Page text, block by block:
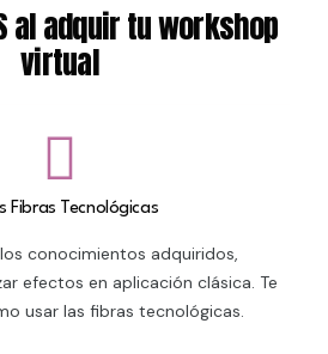
al adquir tu workshop
virtual
Fibras Tecnológicas
conocimientos adquiridos,
efectos en aplicación clásica. Te
usar las fibras tecnológicas.